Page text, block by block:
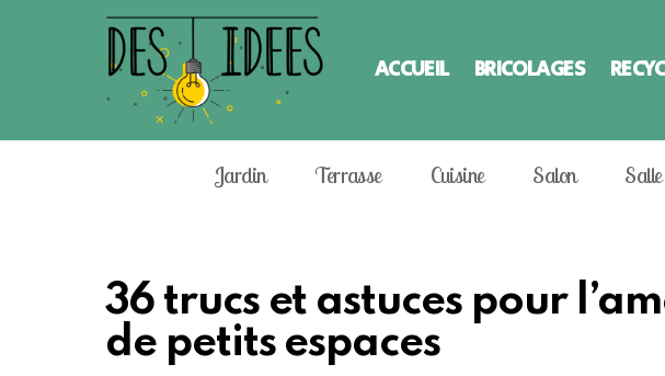
ACCUEIL BRICOLAGES
Jardin Terrasse Cuisine Salon
36 trucs et astuces pour
de petits espaces